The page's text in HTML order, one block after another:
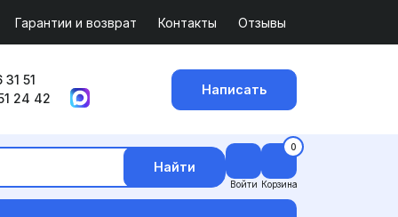
Гарантии и возврат Контакты Отзывы
51
24 42
Написать
Найти
Войти
0
Корзина